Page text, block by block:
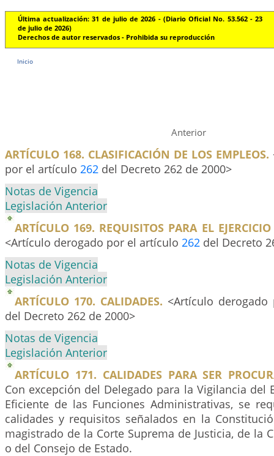
Última actualización: 31 de julio de 2026 - (Diario Oficial No. 53.562 - 23
de julio de 2026)
Derechos de autor reservados - Prohibida su reproducción
Inicio
Anterior
ARTÍCULO 168. CLASIFICACIÓN DE LOS EMPLEOS.
por el artículo 262 del Decreto 262 de 2000>
Notas de Vigencia
Legislación Anterior
ARTÍCULO 169. REQUISITOS PARA EL
<Artículo derogado por el artículo 262 del Decreto
Notas de Vigencia
Legislación Anterior
ARTÍCULO 170. CALIDADES. <Artículo
del Decreto 262 de 2000>
Notas de Vigencia
Legislación Anterior
ARTÍCULO 171. CALIDADES PARA SER
Con excepción del Delegado para la Vigilancia del
Eficiente de las Funciones Administrativas, se
calidades y requisitos señalados en la
magistrado de la Corte Suprema de Justicia, de la
o del Consejo de Estado.